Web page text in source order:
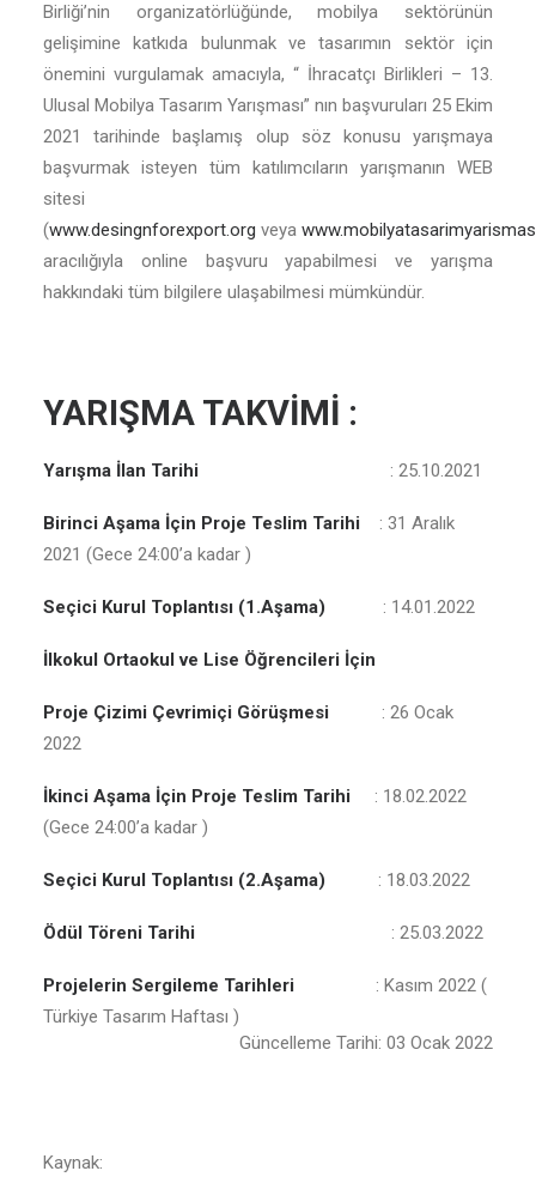
Birliği’nin organizatörlüğünde, mobilya sektörünün
gelişimine katkıda bulunmak ve tasarımın sektör için
önemini vurgulamak amacıyla, “ İhracatçı Birlikleri – 13.
Ulusal Mobilya Tasarım Yarışması” nın başvuruları 25 Ekim
2021 tarihinde başlamış olup söz konusu yarışmaya
başvurmak isteyen tüm katılımcıların yarışmanın WEB
sitesi
(www.desingnforexport.org veya
aracılığıyla online başvuru yapabilmesi ve yarışma
hakkındaki tüm bilgilere ulaşabilmesi mümkündür.
YARIŞMA TAKVİMİ :
Yarışma İlan Tarihi : 25.10.2021
Birinci Aşama İçin Proje Teslim Tarihi
: 31 Aralık
2021 (Gece 24:00’a kadar )
Seçici Kurul Toplantısı (1.Aşama) : 14.01.2022
İlkokul Ortaokul ve Lise Öğrencileri İçin
Proje Çizimi Çevrimiçi Görüşmesi
: 26 Ocak
2022
İkinci Aşama İçin Proje Teslim Tarihi
: 18.02.2022
(Gece 24:00’a kadar )
Seçici Kurul Toplantısı (2.Aşama) : 18.03.2022
Ödül Töreni Tarihi : 25.03.2022
Projelerin Sergileme Tarihleri
: Kasım 2022 (
Türkiye Tasarım Haftası )
Güncelleme Tarihi: 03 Ocak 2022
Kaynak: